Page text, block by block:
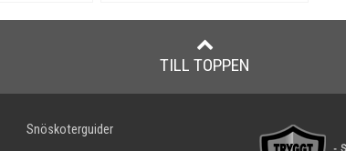
TILL TOPPEN
Snöskoterguider